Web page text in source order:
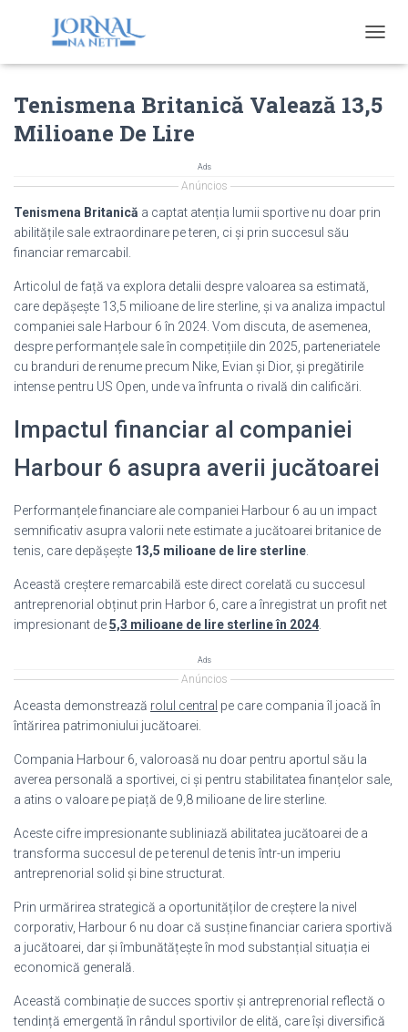
O
G
L
V
G
N
Tenismena Britanică Valează 13,5
Milioane De Lire
Ads
Anúncios
Tenismena Britanică a captat atenția lumii sportive nu doar prin
abilitățile sale extraordinare pe teren, ci și prin succesul său
financiar remarcabil.
Articolul de față va explora detalii despre valoarea sa estimată,
care depășește 13,5 milioane de lire sterline, și va analiza impactul
companiei sale Harbour 6 în 2024. Vom discuta, de asemenea,
despre performanțele sale în competițiile din 2025, parteneriatele
cu branduri de renume precum Nike, Evian și Dior, și pregătirile
intense pentru US Open, unde va înfrunta o rivală din calificări.
Impactul financiar al companiei
Harbour 6 asupra averii jucătoarei
Performanțele financiare ale companiei Harbour 6 au un impact
semnificativ asupra valorii nete estimate a jucătoarei britanice de
tenis, care depășește 13,5 milioane de lire sterline
Această creștere remarcabilă este direct corelată cu succesul
antreprenorial obținut prin Harbor 6, care a înregistrat un profit net
impresionant de5,3 milioane de lire sterline în 2024
Ads
Anúncios
Aceasta demonstrează rolul central pe care compania îl joacă în
întărirea patrimoniului jucătoarei.
Compania Harbour 6, valoroasă nu doar pentru aportul său la
averea personală a sportivei, ci și pentru stabilitatea finanțelor sale,
a atins o valoare pe piață de 9,8 milioane de lire sterline.
Aceste cifre impresionante subliniază abilitatea jucătoarei de a
transforma succesul de pe terenul de tenis într-un imperiu
antreprenorial solid și bine structurat.
Prin urmărirea strategică a oportunităților de creștere la nivel
corporativ, Harbour 6 nu doar că susține financiar cariera sportivă
a jucătoarei, dar și îmbunătățește în mod substanțial situația ei
economică generală.
Această combinație de succes sportiv și antreprenorial reflectă o
tendință emergentă în rândul sportivilor de elită, care își diversifică